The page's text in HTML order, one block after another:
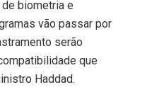
biometria e
vão passar por
serão
que
Haddad.